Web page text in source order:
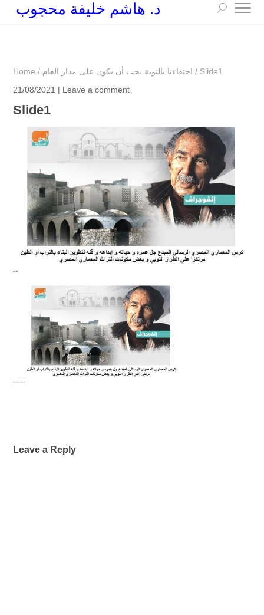
د. هاشم خليفة محجوب
Home / احتفاءنا بالنوبة يجب أن يكون على مدار العام / Slide1
21/08/2021 | Leave a comment
Slide1
Leave a Reply